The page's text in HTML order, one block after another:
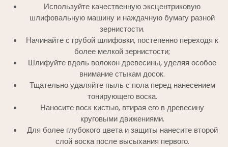
Используйте качественную эксцентриковую
шлифовальную машину и наждачную бумагу разной
зернистости.
Начинайте с грубой шлифовки, постепенно переходя к
более мелкой зернистости;
Шлифуйте вдоль волокон древесины, уделяя особое
внимание стыкам досок.
Тщательно удаляйте пыль с пола перед нанесением
тонирующего воска.
Наносите воск кистью, втирая его в древесину
круговыми движениями.
Для более глубокого цвета и защиты нанесите второй
слой воска после высыхания первого.